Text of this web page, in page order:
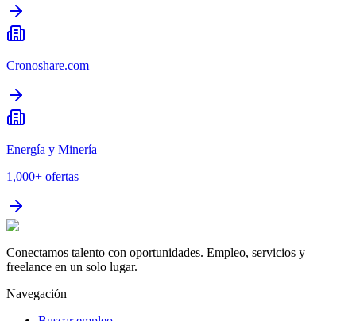
Cronoshare.com
Energía y Minería
1,000+ ofertas
Conectamos talento con oportunidades. Empleo, servicios y
freelance en un solo lugar.
Navegación